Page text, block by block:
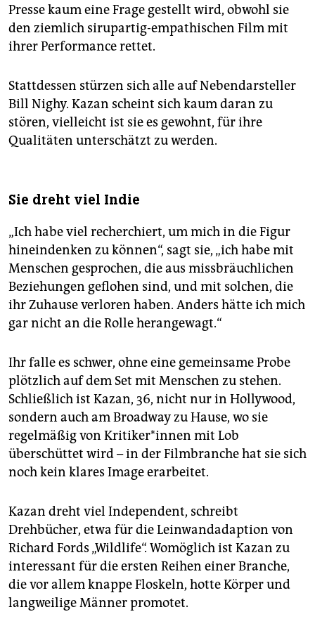
Presse kaum eine Frage gestellt wird, obwohl sie
den ziemlich sirupartig-empathischen Film mit
ihrer Performance rettet.
Stattdessen stürzen sich alle auf Nebendarsteller
Bill Nighy. Kazan scheint sich kaum daran zu
stören, vielleicht ist sie es gewohnt, für ihre
Qualitäten unterschätzt zu werden.
Sie dreht viel Indie
„Ich habe viel recherchiert, um mich in die Figur
hineindenken zu können“, sagt sie, „ich habe mit
Menschen gesprochen, die aus missbräuchlichen
Beziehungen geflohen sind, und mit solchen, die
ihr Zuhause verloren haben. Anders hätte ich mich
gar nicht an die Rolle herangewagt.“
Ihr falle es schwer, ohne eine gemeinsame Probe
plötzlich auf dem Set mit Menschen zu stehen.
Schließlich ist Kazan, 36, nicht nur in Hollywood,
sondern auch am Broadway zu Hause, wo sie
regelmäßig von Kritiker*innen mit Lob
überschüttet wird – in der Filmbranche hat sie sich
noch kein klares Image erarbeitet.
Kazan dreht viel Independent, schreibt
Drehbücher, etwa für die Leinwandadaption von
Richard Fords „Wildlife“. Womöglich ist Kazan zu
interessant für die ersten Reihen einer Branche,
die vor allem knappe Floskeln, hotte Körper und
langweilige Männer promotet.